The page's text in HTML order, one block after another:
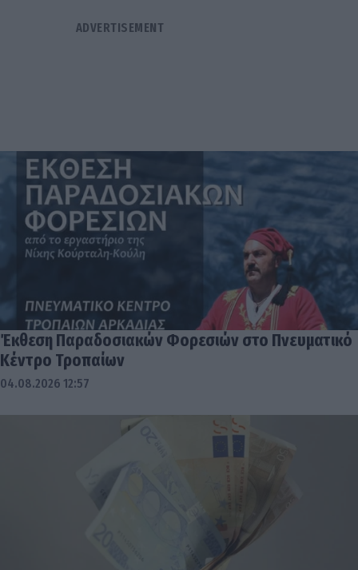
Έκθεση Παραδοσιακών Φορεσιών στο Πνευματικό
Κέντρο Τροπαίων
04.08.2026 12:57